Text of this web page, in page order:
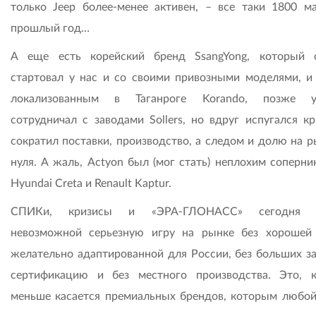
только Jeep более-менее активен, – все таки 1800
прошлый год…
А еще есть корейский бренд SsangYong, который
стартовал у нас и со свои­ми привозными моделями,
локализованным в Таганроге Korando, позже
сотрудничал с заводами Sollers, но вдруг испугался
сократил поставки, производство, а следом и долю на
нуля. А жаль, Actyon был (мог стать) неплохим
Hyundai Creta и Renault Kaptur.
СПИКи, кризисы и «ЭРА-ГЛОНАСС» сегодня
невозможной серьезную игру на рынке без
желательно адаптированной для России, без больших
сертификацию и без местного производства. Это,
меньше касается премиальных брендов, которым